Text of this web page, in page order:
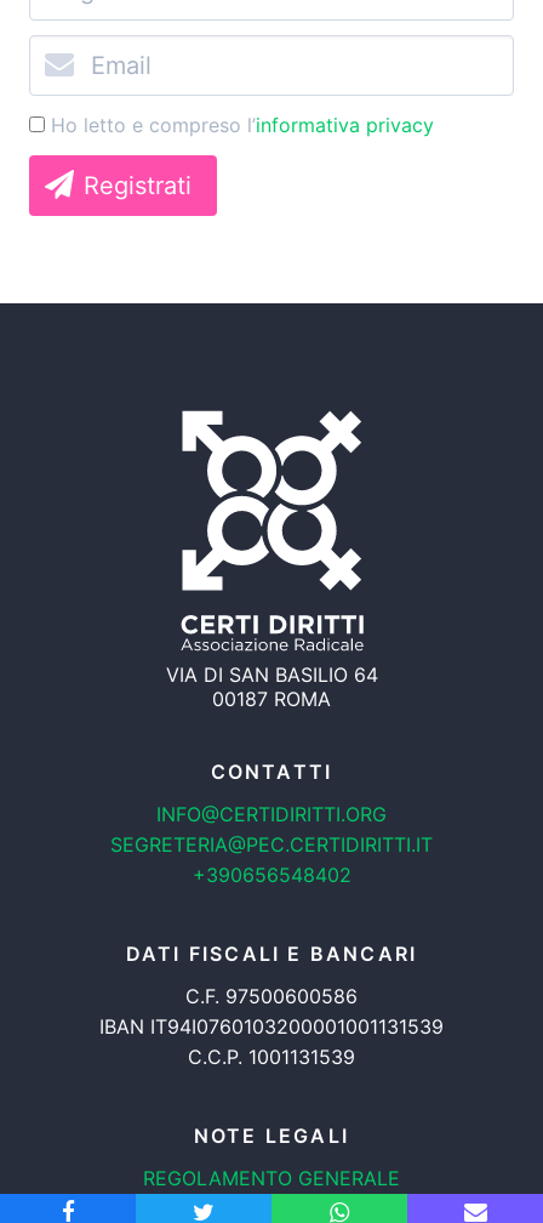
Ho letto e compreso l’informativa privacy
Registrati
VIA DI SAN BASILIO 64
00187 ROMA
CONTATTI
INFO@CERTIDIRITTI.ORG
SEGRETERIA@PEC.CERTIDIRITTI.IT
+390656548402
DATI FISCALI E BANCARI
C.F. 97500600586
IBAN IT94I0760103200001001131539
C.C.P. 1001131539
NOTE LEGALI
REGOLAMENTO GENERALE
PROTEZIONE DATI